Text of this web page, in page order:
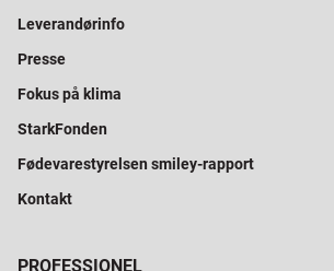
Leverandørinfo
Presse
Fokus på klima
StarkFonden
Fødevarestyrelsen smiley-rapport
Kontakt
PROFESSIONEL